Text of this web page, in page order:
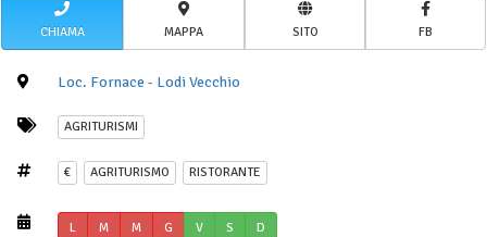
CHIAMA MAPPA SITO FB
Loc. Fornace - Lodi Vecchio
AGRITURISMI
€ AGRITURISMO RISTORANTE
L M M G V S D